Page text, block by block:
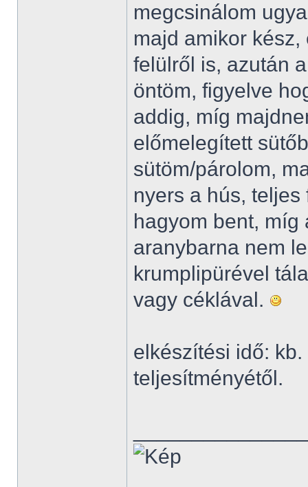
megcsinálom
majd amikor
felülről is, azután
öntöm, figyelve
addig, míg
előmelegített
sütöm/párolom,
nyers a hús,
hagyom bent, míg
aranybarna nem
krumplipürével
vagy céklával.
elkészítési idő:
teljesítményétől.